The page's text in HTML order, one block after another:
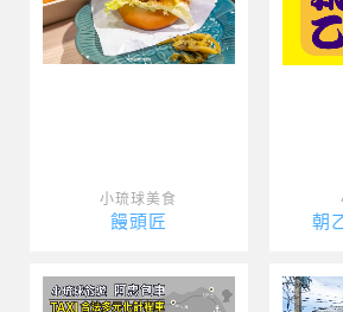
小琉球美食
饅頭匠 朝